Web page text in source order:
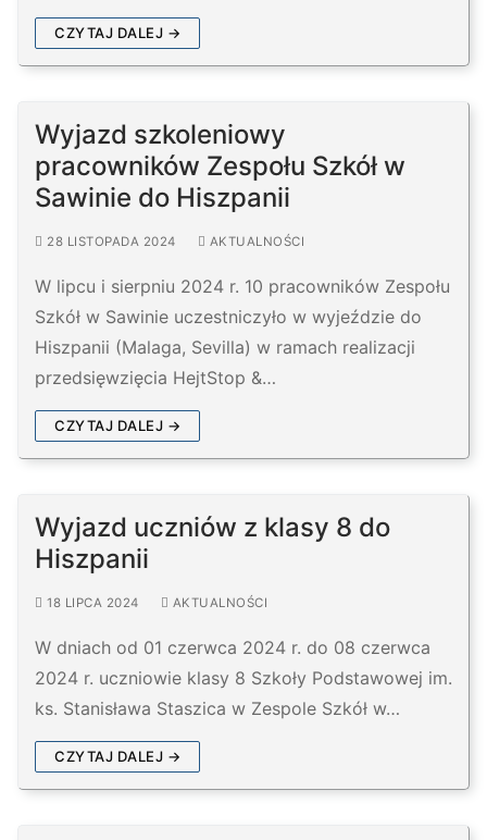
CZYTAJ DALEJ →
Wyjazd szkoleniowy
pracowników Zespołu Szkół w
Sawinie do Hiszpanii
28 LISTOPADA 2024 AKTUALNOŚCI
W lipcu i sierpniu 2024 r. 10 pracowników Zespołu
Szkół w Sawinie uczestniczyło w wyjeździe do
Hiszpanii (Malaga, Sevilla) w ramach realizacji
przedsięwzięcia HejtStop &…
CZYTAJ DALEJ →
Wyjazd uczniów z klasy 8 do
Hiszpanii
18 LIPCA 2024 AKTUALNOŚCI
W dniach od 01 czerwca 2024 r. do 08 czerwca
2024 r. uczniowie klasy 8 Szkoły Podstawowej im.
ks. Stanisława Staszica w Zespole Szkół w…
CZYTAJ DALEJ →